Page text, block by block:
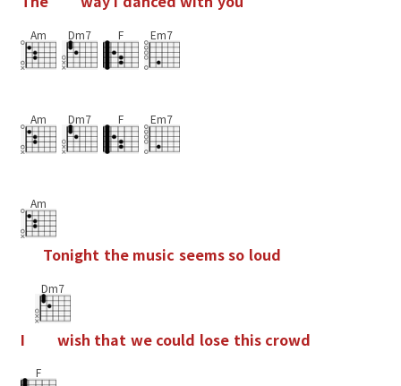
Am Dm7 F Em7
Am Dm7 F Em7
Am
Tonight the music seemsso loud
I
Dm7
wish that we could lose this crowd
F